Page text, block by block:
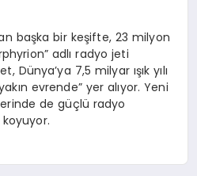
başka bir keşifte, 23 milyon
adlı radyo jeti
Dünya’ya 7,5 milyar ışık yılı
evrende” yer alıyor. Yeni
de güçlü radyo
koyuyor.